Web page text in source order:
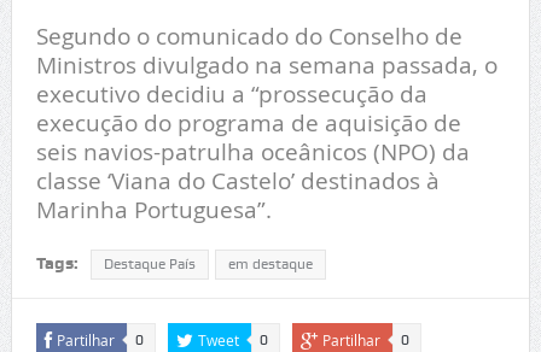
Segundo o comunicado do Conselho de
Ministros divulgado na semana passada, o
executivo decidiu a “prossecução da
execução do programa de aquisição de
seis navios-patrulha oceânicos (NPO) da
classe ‘Viana do Castelo’ destinados à
Marinha Portuguesa”.
Tags: Destaque País em destaque
Partilhar 0 Tweet 0 Partilhar 0